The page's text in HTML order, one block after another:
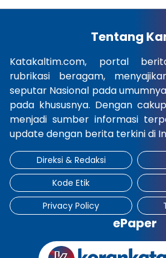
Tentang
Katakaltim.com, portal
rubrikasi beragam,
seputar Nasional pada
pada khususnya. Dengan
menjadi sumber informasi
update dengan berita terkini di
Direksi & Redaksi
Kode Etik
Privacy Policy
ePaper